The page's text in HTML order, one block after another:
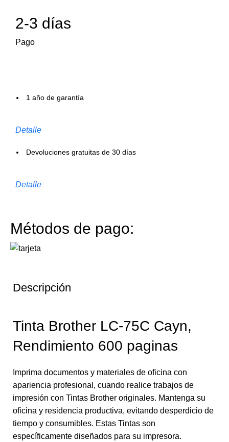
2-3 días
Pago
1 año de garantía
Detalle
Devoluciones gratuitas de 30 días
Detalle
Métodos de pago:
Descripción
Tinta Brother LC-75C Cayn,
Rendimiento 600 paginas
Imprima documentos y materiales de oficina con
apariencia profesional, cuando realice trabajos de
impresión con Tintas Brother originales. Mantenga su
oficina y residencia productiva, evitando desperdicio de
tiempo y consumibles. Estas Tintas son
específicamente diseñados para su impresora.